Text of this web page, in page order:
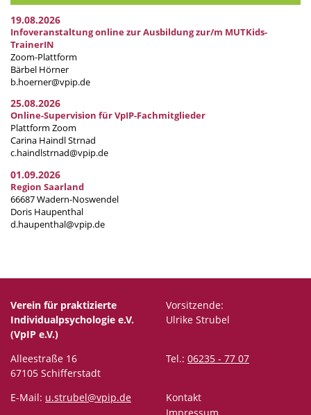
19.08.2026
Infoveranstaltung online zur Ausbildung zur/m MUTKids-
TrainerIN
Zoom-Plattform
Bärbel Hörner
b.hoerner@vpip.de
25.08.2026
Online-Supervision für VpIP-Fachmitglieder
Plattform Zoom
Carina Haindl Strnad
c.haindlstrnad@vpip.de
01.09.2026
Region Saarland
66687 Wadern-Noswendel
Doris Haupenthal
d.haupenthal@vpip.de
Verein für praktizierte
Individualpsychologie e.V.
(VpIP e.V.)
Vorsitzende:
Ulrike Strubel
Alleestraße 16
67105 Schifferstadt
Tel.: 06235 - 77 07
E-Mail: u.strubel@vpip.de
Kontakt